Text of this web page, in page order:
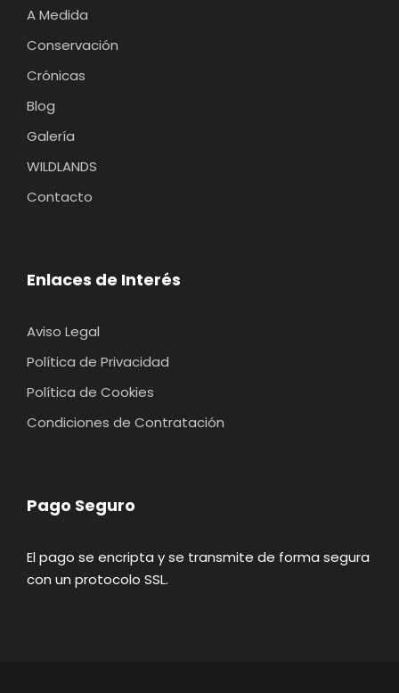
A Medida
Conservación
Crónicas
Blog
Galería
WILDLANDS
Contacto
Enlaces de Interés
Aviso Legal
Política de Privacidad
Política de Cookies
Condiciones de Contratación
Pago Seguro
El pago se encripta y se transmite de forma segura
con un protocolo SSL.